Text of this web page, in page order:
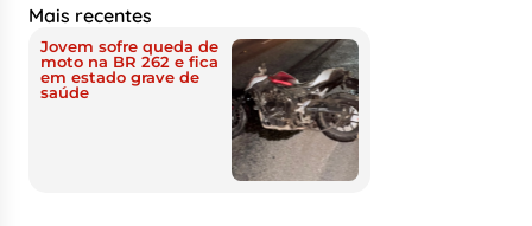
Mais recentes
Jovem sofre queda de
moto na BR 262 e fica
em estado grave de
saúde